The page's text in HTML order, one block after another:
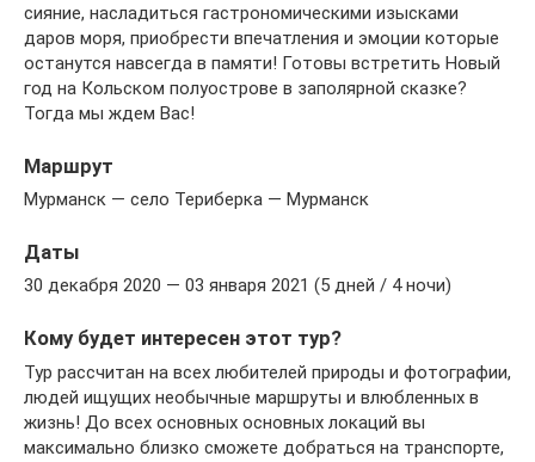
сияние, насладиться гастрономическими изысками
даров моря, приобрести впечатления и эмоции которые
останутся навсегда в памяти! Готовы встретить Новый
год на Кольском полуострове в заполярной сказке?
Тогда мы ждем Вас!
Маршрут
Мурманск — село Териберка — Мурманск
Даты
30 декабря 2020 — 03 января 2021 (5 дней / 4 ночи)
Кому будет интересен этот тур?
Тур рассчитан на всех любителей природы и фотографии,
людей ищущих необычные маршруты и влюбленных в
жизнь! До всех основных основных локаций вы
максимально близко сможете добраться на транспорте,